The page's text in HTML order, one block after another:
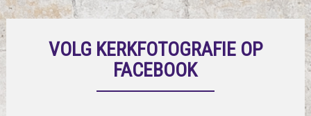
VOLG KERKFOTOGRAFIE OP
FACEBOOK